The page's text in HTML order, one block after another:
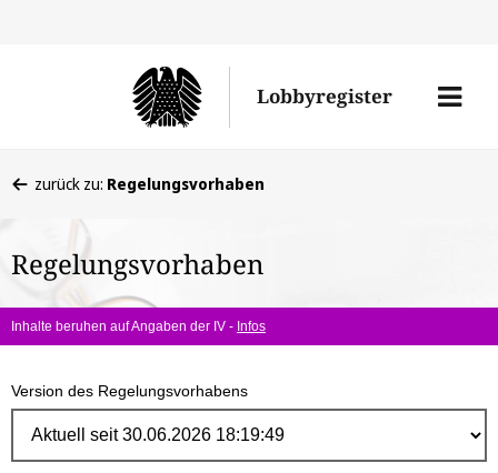
Lobbyregister
Menü
befinden
hier:
zurück zu: Regelungsvorhaben
Regelungsvorhaben
Inhalte beruhen auf Angaben der IV - Infos
Version des Regelungsvorhabens